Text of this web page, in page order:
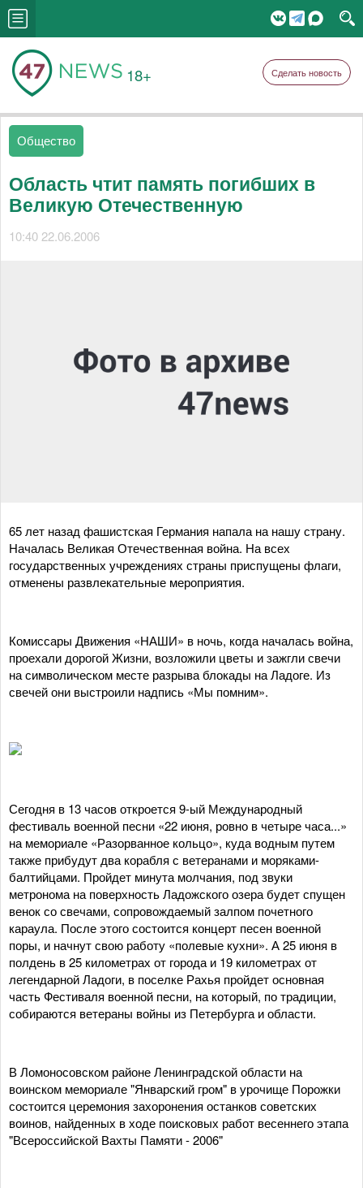
18+ Сделать новость
Общество
Область чтит память погибших в
Великую Отечественную
10:40 22.06.2006
65 лет назад фашистская Германия напала на нашу страну.
Началась Великая Отечественная война. На всех
государственных учреждениях страны приспущены флаги,
отменены развлекательные мероприятия.
Комиссары Движения «НАШИ» в ночь, когда началась война,
проехали дорогой Жизни, возложили цветы и зажгли свечи
на символическом месте разрыва блокады на Ладоге. Из
свечей они выстроили надпись «Мы помним».
Сегодня в 13 часов откроется 9-ый Международный
фестиваль военной песни «22 июня, ровно в четыре часа...»
на мемориале «Разорванное кольцо», куда водным путем
также прибудут два корабля с ветеранами и моряками-
балтийцами. Пройдет минута молчания, под звуки
метронома на поверхность Ладожского озера будет спущен
венок со свечами, сопровождаемый залпом почетного
караула. После этого состоится концерт песен военной
поры, и начнут свою работу «полевые кухни». А 25 июня в
полдень в 25 километрах от города и 19 километрах от
легендарной Ладоги, в поселке Рахья пройдет основная
часть Фестиваля военной песни, на который, по традиции,
собираются ветераны войны из Петербурга и области.
В Ломоносовском районе Ленинградской области на
воинском мемориале "Январский гром" в урочище Порожки
состоится церемония захоронения останков советских
воинов, найденных в ходе поисковых работ весеннего этапа
"Всероссийской Вахты Памяти - 2006"